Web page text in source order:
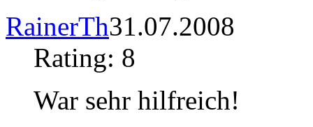
RainerTh31.07.2008
Rating: 8
War sehr hilfreich!